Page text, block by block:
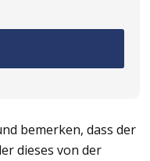
bemerken, dass der
dieses von der